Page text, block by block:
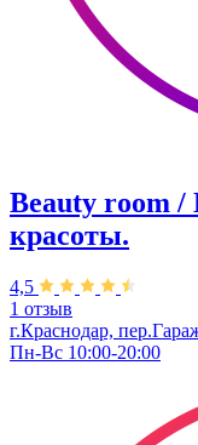
Beauty room
красоты.
4,5
1 отзыв
г.Краснодар,
Пн-Вс 10:00-20:00